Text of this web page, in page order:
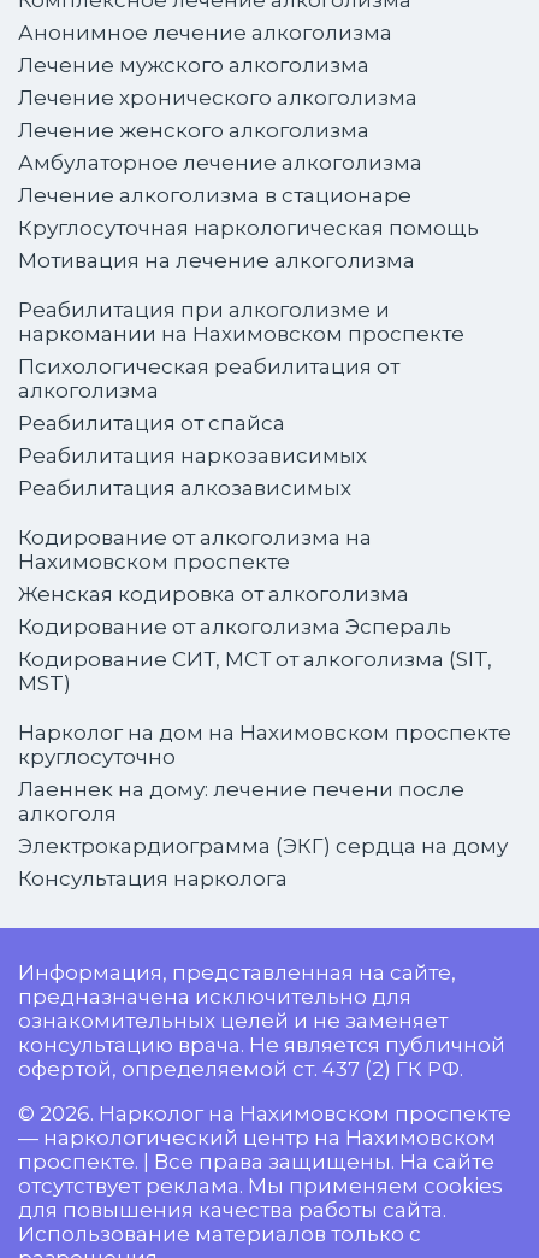
Анонимное лечение алкоголизма
Лечение мужского алкоголизма
Лечение хронического алкоголизма
Лечение женского алкоголизма
Амбулаторное лечение алкоголизма
Лечение алкоголизма в стационаре
Круглосуточная наркологическая помощь
Мотивация на лечение алкоголизма
Реабилитация при алкоголизме и
наркомании на Нахимовском проспекте
Психологическая реабилитация от
алкоголизма
Реабилитация от спайса
Реабилитация наркозависимых
Реабилитация алкозависимых
Кодирование от алкоголизма на
Нахимовском проспекте
Женская кодировка от алкоголизма
Кодирование от алкоголизма Эспераль
Кодирование СИТ, МСТ от алкоголизма (SIT,
MST)
Нарколог на дом на Нахимовском проспекте
круглосуточно
Лаеннек на дому: лечение печени после
алкоголя
Электрокардиограмма (ЭКГ) сердца на дому
Консультация нарколога
Информация, представленная на сайте,
предназначена исключительно для
ознакомительных целей и не заменяет
консультацию врача. Не является публичной
офертой, определяемой ст. 437 (2) ГК РФ.
© 2026. Нарколог на Нахимовском проспекте
— наркологический центр на Нахимовском
проспекте. | Все права защищены. На сайте
отсутствует реклама. Мы применяем cookies
для повышения качества работы сайта.
Использование материалов только с